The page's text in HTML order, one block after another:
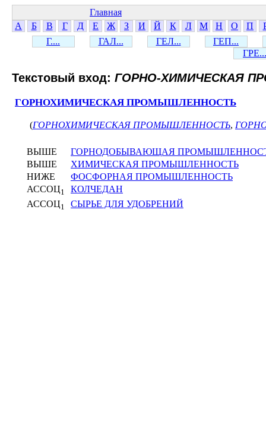
Главная
А
Б В Г Д Е Ж З И Й К Л М Н О П
Г....
ГАЛ... ГЕЛ...
ГЕП...
ГРЕ...
Текстовый вход: ГОРНО-ХИМИЧЕСКАЯ
ГОРНОХИМИЧЕСКАЯ ПРОМЫШЛЕННОСТЬ
(ГОРНОХИМИЧЕСКАЯ ПРОМЫШЛЕННОСТЬ,
ВЫШЕ
ГОРНОДОБЫВАЮЩАЯ
ВЫШЕ
ХИМИЧЕСКАЯ ПРОМЫШЛЕННОСТЬ
НИЖЕ
ФОСФОРНАЯ ПРОМЫШЛЕННОСТЬ
АССОЦ1
КОЛЧЕДАН
АССОЦ1 СЫРЬЕ ДЛЯ УДОБРЕНИЙ